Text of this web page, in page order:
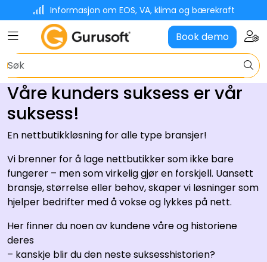
Skip to main contentInformasjon om EOS, VA, klima og bærekraft
Toggle navigation Book demo
Våre kunders suksess er vår
suksess!
En nettbutikkløsning for alle type bransjer!
Vi brenner for å lage nettbutikker som ikke bare
fungerer – men som virkelig gjør en forskjell. Uansett
bransje, størrelse eller behov, skaper vi løsninger som
hjelper bedrifter med å vokse og lykkes på nett.
Her finner du noen av kundene våre og historiene
deres
– kanskje blir du den neste suksesshistorien?
Nettbutikkløsning
Planer og priser
Om oss
Faginnhold